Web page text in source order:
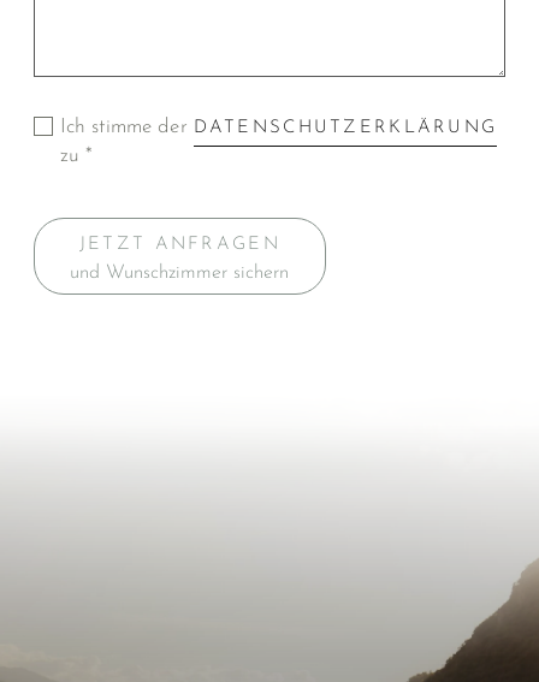
Ich stimme der DATENSCHUTZERKLÄRUNG
zu *
JETZT ANFRAGEN
und Wunschzimmer sichern